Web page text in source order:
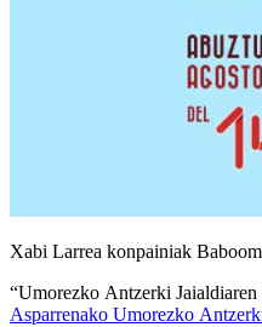
Xabi Larrea konpainiak
“Umorezko Antzerki
Asparrenako Umorezko